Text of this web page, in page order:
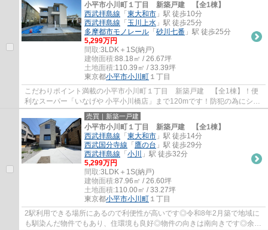
小平市小川町１丁目 新築戸建 【全1棟】
西武拝島線 「 東大和市 」駅 徒歩10分
西武拝島線 「 玉川上水 」駅 徒歩25分
多摩都市モノレール 「 砂川七番 」駅 徒歩25分
5,299万円
間取:3LDK＋1S(納戸)
建物面積:88.18㎡ / 26.67坪
土地面積:110.39㎡ / 33.39坪
東京都小平市小川町 １丁目
こだわりポイント満載の小平市小川町１丁目 新築戸建 【全1棟】！便
利なスーパー「いなげや 小平小川橋店」まで120mです！防犯の為にシャ
ッターを付ければ夜も安心安全です！南向き...
売買｜新築一戸建
小平市小川町１丁目 新築戸建 【全1棟】
西武拝島線 「 東大和市 」駅 徒歩14分
西武国分寺線 「 鷹の台 」駅 徒歩29分
西武拝島線 「 小川
」駅 徒歩32分
5,299万円
間取:3LDK＋1S(納戸)
建物面積:87.96㎡ / 26.60坪
土地面積:110.00㎡ / 33.27坪
東京都小平市小川町 １丁目
2駅利用できる場所にあるので利便性が高いです◎令和8年2月築で地域に
も馴染んだ物件でもあり、住環境も良好◎物件の向きは南向きです◎余裕